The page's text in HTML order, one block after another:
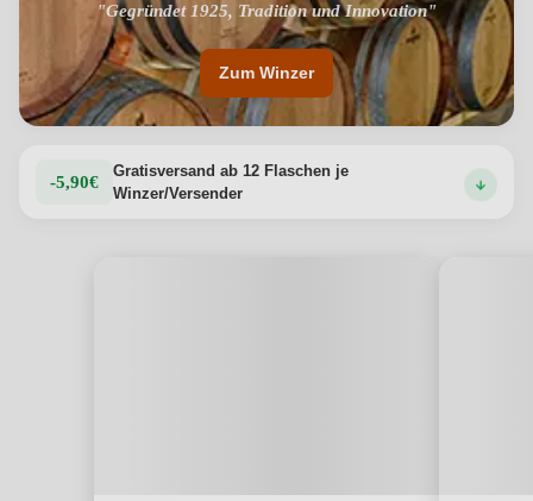
"Gegründet 1925, Tradition und Innovation"
"Dritte Generation führt das Erbe fort"
Zum Winzer
-5,90€
Gratisversand ab 12 Flaschen je
Winzer/Versender